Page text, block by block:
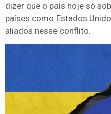
dizer que o país hoje só
países como Estados
aliados nesse conflito.